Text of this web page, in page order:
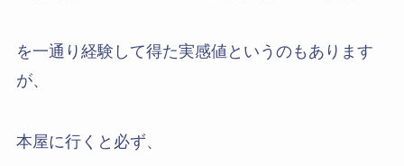
を一通り経験して得た実感値というのもあります
が、
本屋に行くと必ず、